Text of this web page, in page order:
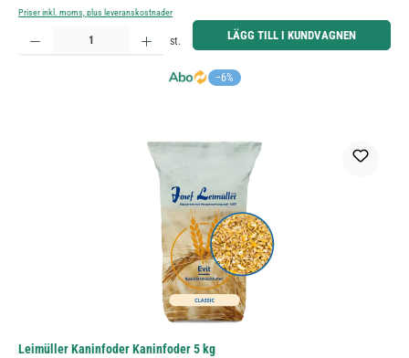
Priser inkl. moms, plus leveranskostnader
−6%
Produktkvantitet: Ange önskat belopp eller använd knapparna för att öka eller minska kvantiteten.
st. LÄGG TILL I KUNDVAGNEN
Leimüller Kaninfoder Kaninfoder 5 kg